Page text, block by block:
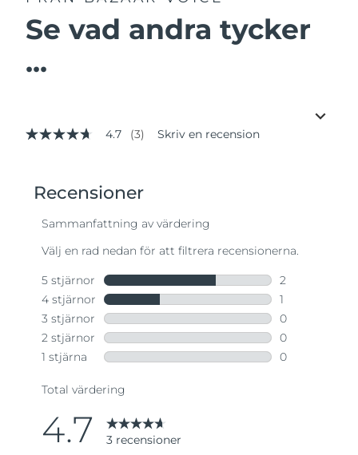
Se vad andra tycker
...
4.7
genomsnittligt
Read
Länk
samma
sida.
4.7 (3) Skriv en recension